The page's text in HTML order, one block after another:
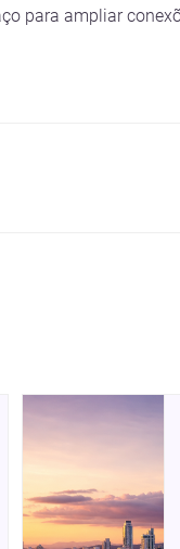
para ampliar